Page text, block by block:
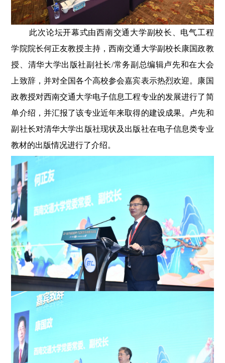
此次论坛开幕式由西南交通大学副校长、电气工程
学院院长何正友教授主持，西南交通大学副校长康国政教
授、清华大学出版社副社长/常务副总编辑卢先和在大会
上致辞，并对全国各个高校参会嘉宾表示热烈欢迎。康国
政教授对西南交通大学电子信息工程专业的发展进行了简
单介绍，并汇报了该专业近年来取得的建设成果。卢先和
副社长对清华大学出版社现状及出版社在电子信息类专业
教材的出版情况进行了介绍。